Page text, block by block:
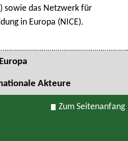
sowie das Netzwerk für
in Europa (NICE).
Akteure
Zum Seitenanfang